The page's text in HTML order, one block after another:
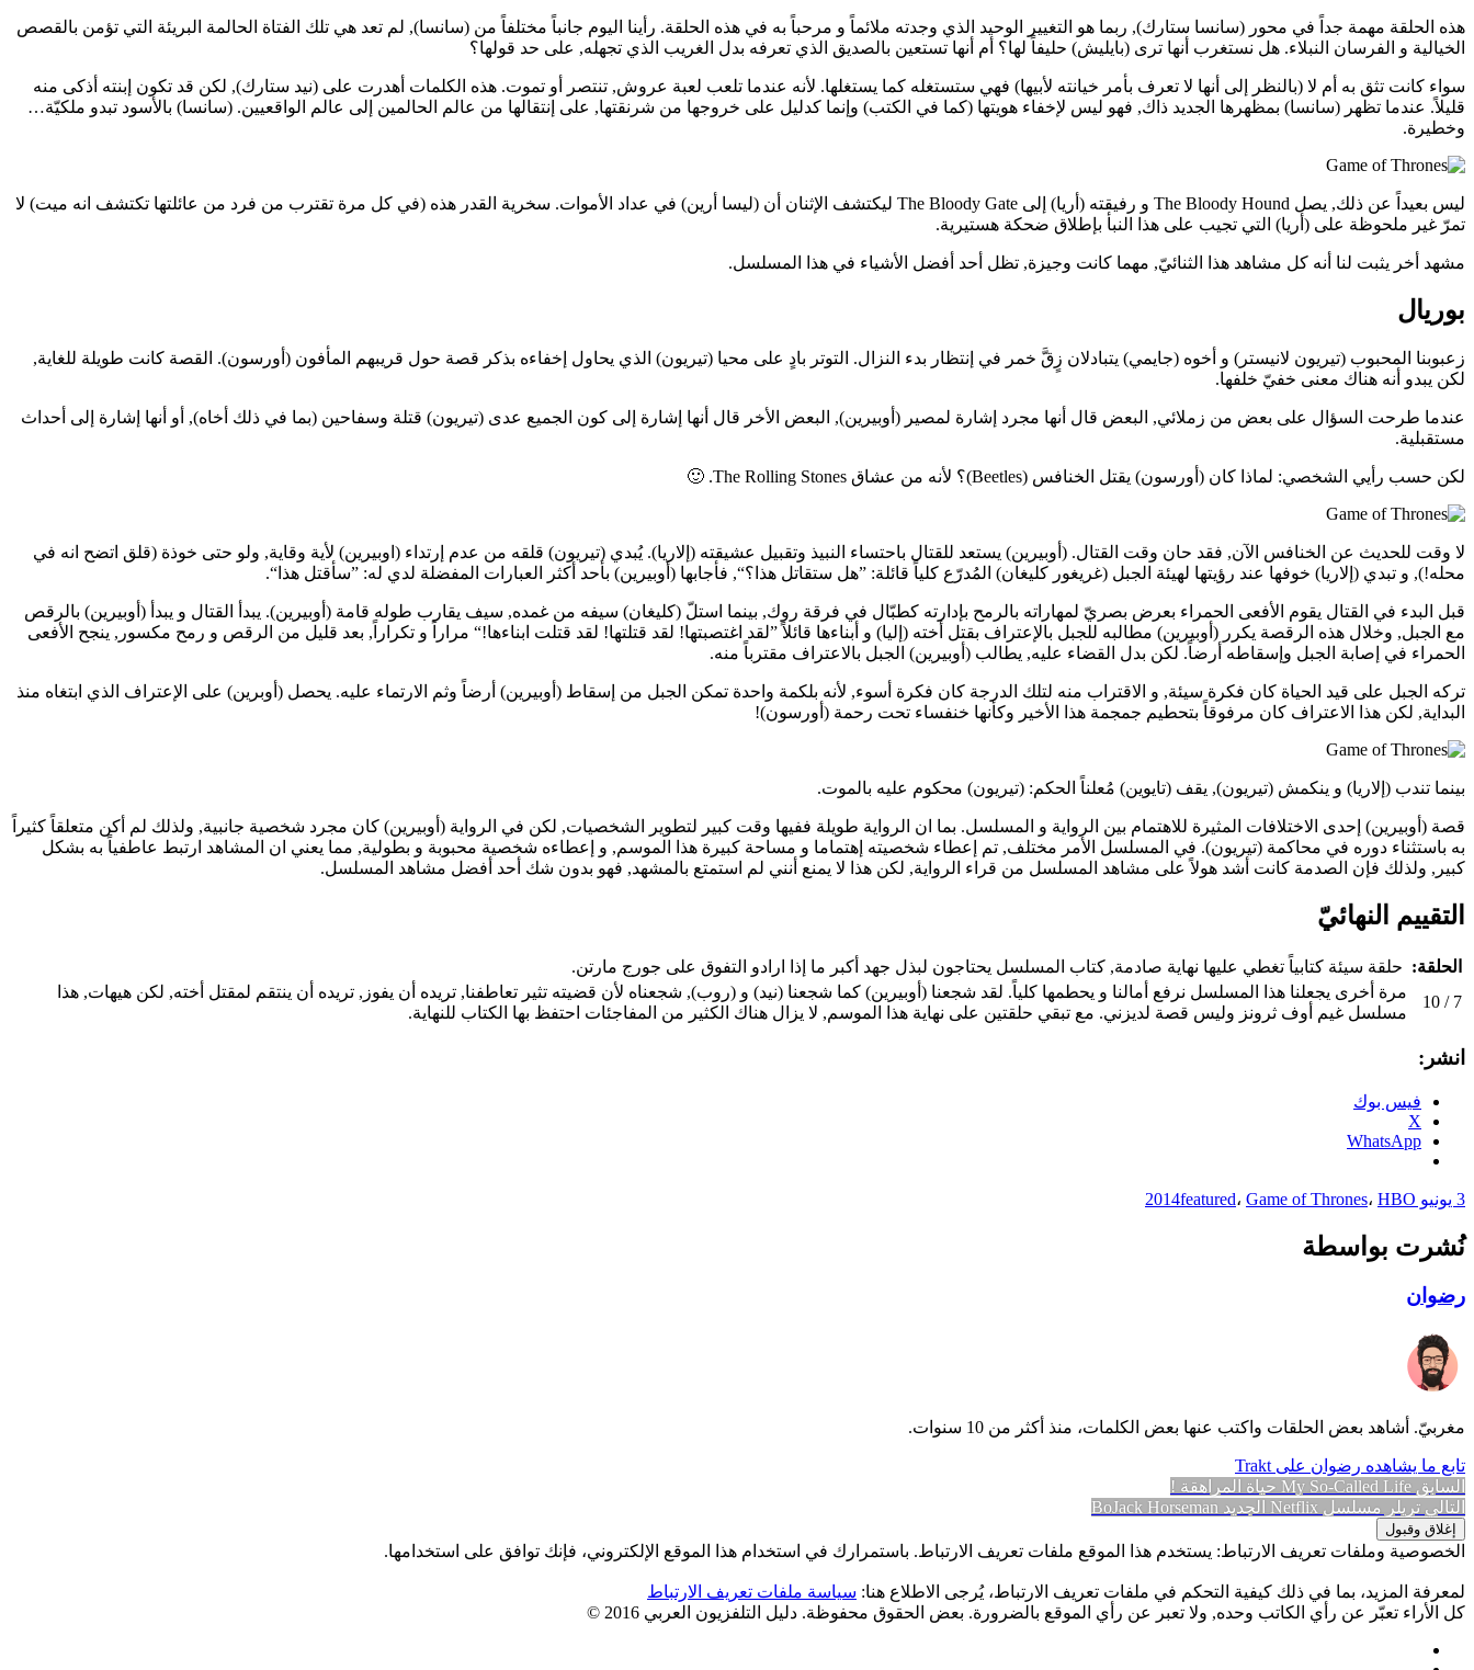
هذه الحلقة مهمة جداً في محور (سانسا ستارك), ربما هو التغيير الوحيد الذي وجدته ملائماً و مرحباً به في هذه الحلقة. رأينا اليوم جانباً مختلفاً من (سانسا), لم تعد هي تلك الفتاة الحالمة البريئة التي تؤمن بالقصص
الخيالية و الفرسان النبلاء. هل نستغرب أنها ترى (بايليش) حليفاً لها؟ أم أنها تستعين بالصديق الذي تعرفه بدل الغريب الذي تجهله, على حد قولها؟
سواء كانت تثق به أم لا (بالنظر إلى أنها لا تعرف بأمر خيانته لأبيها) فهي ستستغله كما يستغلها. لأنه عندما تلعب لعبة عروش, تنتصر أو تموت. هذه الكلمات أهدرت على (نيد ستارك), لكن قد تكون إبنته أذكى منه
قليلاً. عندما تظهر (سانسا) بمظهرها الجديد ذاك, فهو ليس لإخفاء هويتها (كما في الكتب) وإنما كدليل على خروجها من شرنقتها, على إنتقالها من عالم الحالمين إلى عالم الواقعيين. (سانسا) بالأسود تبدو ملكيّة…
وخطيرة.
ليس بعيداً عن ذلك, يصل The Bloody Hound و رفيقته (أريا) إلى The Bloody Gate ليكتشف الإثنان أن (ليسا أرين) في عداد الأموات. سخرية القدر هذه (في كل مرة تقترب من فرد من عائلتها تكتشف انه ميت) لا
تمرّ غير ملحوظة على (أريا) التي تجيب على هذا النبأ بإطلاق ضحكة هستيرية.
مشهد أخر يثبت لنا أنه كل مشاهد هذا الثنائيّ, مهما كانت وجيزة, تظل أحد أفضل الأشياء في هذا المسلسل.
بوريال
زعبوبنا المحبوب (تيريون لانيستر) و أخوه (جايمي) يتبادلان زٍقَّ خمر في إنتظار بدء النزال. التوتر بادٍ على محيا (تيريون) الذي يحاول إخفاءه بذكر قصة حول قريبهم المأفون (أورسون). القصة كانت طويلة للغاية,
لكن يبدو أنه هناك معنى خفيّ خلفها.
عندما طرحت السؤال على بعض من زملائي, البعض قال أنها مجرد إشارة لمصير (أوبيرين), البعض الأخر قال أنها إشارة إلى كون الجميع عدى (تيريون) قتلة وسفاحين (بما في ذلك أخاه), أو أنها إشارة إلى أحداث
مستقبلية.
لكن حسب رأيي الشخصي: لماذا كان (أورسون) يقتل الخنافس (Beetles)؟ لأنه من عشاق The Rolling Stones. 🙂
لا وقت للحديث عن الخنافس الآن, فقد حان وقت القتال. (أوبيرين) يستعد للقتال باحتساء النبيذ وتقبيل عشيقته (إلاريا). يُبدي (تيريون) قلقه من عدم إرتداء (اوبيرين) لأية وقاية, ولو حتى خوذة (قلق اتضح انه في
محله!), و تبدي (إلاريا) خوفها عند رؤيتها لهيئة الجبل (غريغور كليغان) المُدرّع كلياً قائلة: ”هل ستقاتل هذا؟“, فأجابها (أوبيرين) بأحد أكثر العبارات المفضلة لدي له: ”سأقتل هذا“.
قبل البدء في القتال يقوم الأفعى الحمراء بعرض بصريّ لمهاراته بالرمح بإدارته كطبّال في فرقة روك, بينما استلّ (كليغان) سيفه من غمده, سيف يقارب طوله قامة (أوبيرين). يبدأ القتال و يبدأ (أوبيرين) بالرقص
مع الجبل, وخلال هذه الرقصة يكرر (أوبيرين) مطالبه للجبل بالإعتراف بقتل أخته (إليا) و أبناءها قائلاً ”لقد اغتصبتها! لقد قتلتها! لقد قتلت ابناءها!“ مراراً و تكراراً, بعد قليل من الرقص و رمح مكسور, ينجح الأفعى
الحمراء في إصابة الجبل وإسقاطه أرضاً. لكن بدل القضاء عليه, يطالب (أوبيرين) الجبل بالاعتراف مقترباً منه.
تركه الجبل على قيد الحياة كان فكرة سيئة, و الاقتراب منه لتلك الدرجة كان فكرة أسوء, لأنه بلكمة واحدة تمكن الجبل من إسقاط (أوبيرين) أرضاً وثم الارتماء عليه. يحصل (أوبرين) على الإعتراف الذي ابتغاه منذ
البداية, لكن هذا الاعتراف كان مرفوقاً بتحطيم جمجمة هذا الأخير وكأنها خنفساء تحت رحمة (أورسون)!
بينما تندب (إلاريا) و ينكمش (تيريون), يقف (تايوين) مُعلناً الحكم: (تيريون) محكوم عليه بالموت.
قصة (أوبيرين) إحدى الاختلافات المثيرة للاهتمام بين الرواية و المسلسل. بما ان الرواية طويلة ففيها وقت كبير لتطوير الشخصيات, لكن في الرواية (أوبيرين) كان مجرد شخصية جانبية, ولذلك لم أكن متعلقاً كثيراً
به باستثناء دوره في محاكمة (تيريون). في المسلسل الأمر مختلف, تم إعطاء شخصيته إهتماما و مساحة كبيرة هذا الموسم, و إعطاءه شخصية محبوبة و بطولية, مما يعني ان المشاهد ارتبط عاطفياً به بشكل
كبير, ولذلك فإن الصدمة كانت أشد هولاً على مشاهد المسلسل من قراء الرواية, لكن هذا لا يمنع أنني لم استمتع بالمشهد, فهو بدون شك أحد أفضل مشاهد المسلسل.
التقييم النهائيّ
الحلقة: حلقة سيئة كتابياً تغطي عليها نهاية صادمة, كتاب المسلسل يحتاجون لبذل جهد أكبر ما إذا ارادو التفوق على جورج مارتن.
7 / 10
مرة أخرى يجعلنا هذا المسلسل نرفع أمالنا و يحطمها كلياً. لقد شجعنا (أوبيرين) كما شجعنا (نيد) و (روب), شجعناه لأن قضيته تثير تعاطفنا, تريده أن يفوز, تريده أن ينتقم لمقتل أخته, لكن هيهات, هذا
مسلسل غيم أوف ثرونز وليس قصة لديزني. مع تبقي حلقتين على نهاية هذا الموسم, لا يزال هناك الكثير من المفاجئات احتفظ بها الكتاب للنهاية.
انشر:
فيس بوك
X
WhatsApp
3 يونيو 2014 featured، Game of Thrones، HBO
نُشرت بواسطة
رضوان
مغربيّ. أشاهد بعض الحلقات واكتب عنها بعض الكلمات، منذ أكثر من 10 سنوات.
تابع ما يشاهده رضوان على Trakt
تصفّح
المقالات
السابق المقالة
السابقة:
My So-Called Life حياة المراهقة !
التالي المقالة
التالية:
تريلر مسلسل Netflix الجديد BoJack Horseman
الخصوصية وملفات تعريف الارتباط: يستخدم هذا الموقع ملفات تعريف الارتباط. باستمرارك في استخدام هذا الموقع الإلكتروني، فإنك توافق على استخدامها.
لمعرفة المزيد، بما في ذلك كيفية التحكم في ملفات تعريف الارتباط، يُرجى الاطلاع هنا: سياسة ملفات تعريف الارتباط
كل الأراء تعبّر عن رأي الكاتب وحده, ولا تعبر عن رأي الموقع بالضرورة. بعض الحقوق محفوظة. دليل التلفزيون العربي 2016 ©